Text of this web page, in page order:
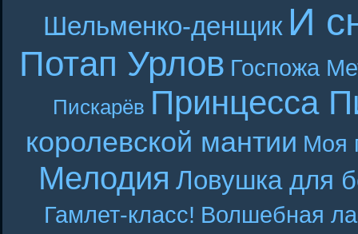
Шельменко-денщик И
Потап Урлов Госпожа
Пискарёв Принцесса
королевской мантии Моя
Мелодия Ловушка для
Гамлет-класс! Волшебная